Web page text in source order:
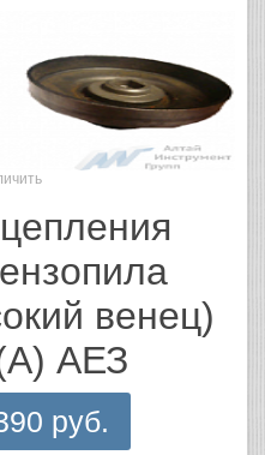
венец)
АЕЗ
руб.